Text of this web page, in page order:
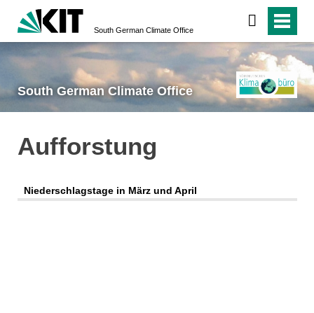
South German Climate Office
South German Climate Office
Aufforstung
Niederschlagstage in März und April